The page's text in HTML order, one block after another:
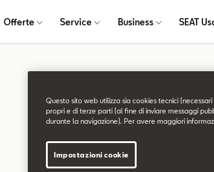
Offerte Service Business SEAT
Pagina non trovata
La pagina richiesta non è stata trovata.
Questo sito web utilizza sia cookies tecnici
propri e di terze parti (al fine di inviare messaggi
durante la navigazione). Per avere maggiori
Impostazioni cookie